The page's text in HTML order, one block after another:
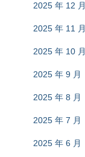
2025 年 12 月
2025 年 11 月
2025 年 10 月
2025 年 9 月
2025 年 8 月
2025 年 7 月
2025 年 6 月